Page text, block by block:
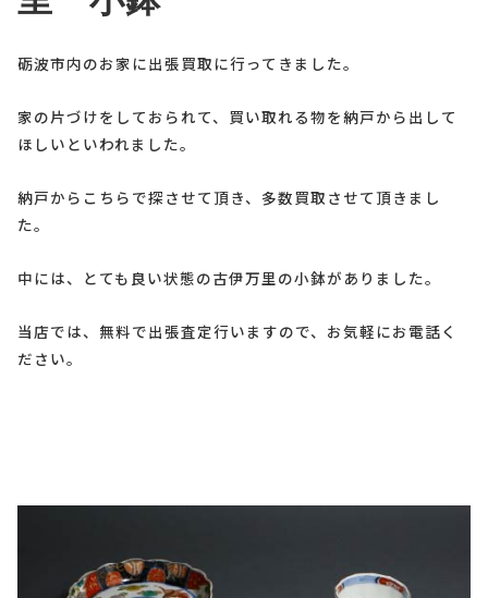
砺波市内のお家に出張買取に行ってきました。
家の片づけをしておられて、買い取れる物を納戸から出して
ほしいといわれました。
納戸からこちらで探させて頂き、多数買取させて頂きまし
た。
中には、とても良い状態の古伊万里の小鉢がありました。
当店では、無料で出張査定行いますので、お気軽にお電話く
ださい。